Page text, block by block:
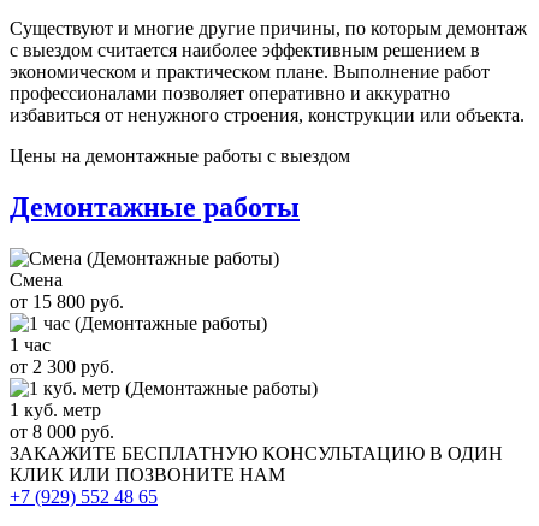
Существуют и многие другие причины, по которым демонтаж
с выездом считается наиболее эффективным решением в
экономическом и практическом плане. Выполнение работ
профессионалами позволяет оперативно и аккуратно
избавиться от ненужного строения, конструкции или объекта.
Цены на демонтажные работы с выездом
Демонтажные работы
Смена
от 15 800 руб.
1 час
от 2 300 руб.
1 куб. метр
от 8 000 руб.
ЗАКАЖИТЕ БЕСПЛАТНУЮ КОНСУЛЬТАЦИЮ В ОДИН
КЛИК ИЛИ ПОЗВОНИТЕ НАМ
+7 (929) 552 48 65